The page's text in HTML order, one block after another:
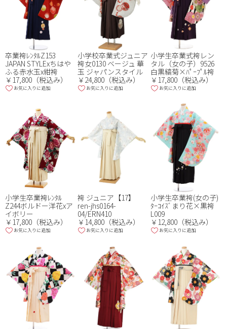
卒業袴ﾚﾝﾀﾙZ153
JAPAN STYLExちはや
ふる赤水玉x紺袴
￥17,800（税込み）
お気に入りに追加
小学校卒業式ジュニア
袴女0130 ベージュ 華
玉 ジャパンスタイル
￥24,800（税込み）
お気に入りに追加
小学生卒業式袴レン
タル（女の子）9526
白黒縞菊×ﾊﾟｰﾌﾟﾙ袴
￥17,800（税込み）
お気に入りに追加
小学生卒業袴ﾚﾝﾀﾙ
Z244ボルドー洋花xア
イボリー
￥17,800（税込み）
お気に入りに追加
袴 ジュニア【17】
ren-jhs0164-
04/ERN410
￥14,800（税込み）
お気に入りに追加
小学生卒業袴(女の子)
ﾀｰｺｲｽﾞまり花×黒袴
L009
￥12,800（税込み）
お気に入りに追加